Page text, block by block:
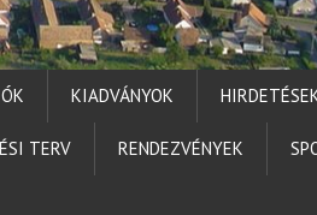
KIADVÁNYOK
TERV RENDEZVÉNYEK